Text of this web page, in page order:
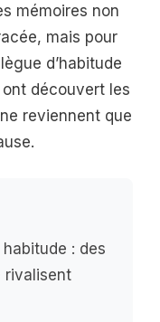
mémoires non
mais pour
d’habitude
découvert les
reviennent que
habitude : des
rivalisent